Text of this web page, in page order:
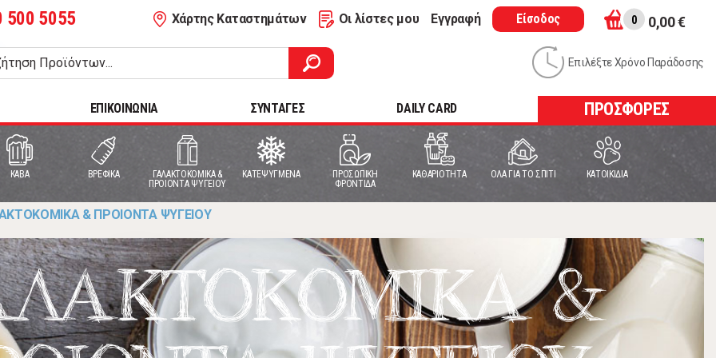
500 5055 Χάρτης Καταστημάτων Οι λίστες μου Εγγραφή Είσοδος 0 0,00 €
Επιλέξτε Χρόνο Παράδοσης
ΕΠΙΚΟΙΝΩΝΙΑ ΣΥΝΤΑΓΕΣ DAILY CARD ΠΡΟΣΦΟΡΕΣ
ΚΑΒΑ ΒΡΕΦΙΚΑ
ΓΑΛΑΚΤΟΚΟΜΙΚΑ &
ΠΡΟΙΟΝΤΑ ΨΥΓΕΙΟΥ
ΚΑΤΕΨΥΓΜΕΝΑ
ΠΡΟΣΩΠΙΚΗ
ΦΡΟΝΤΙΔΑ
ΚΑΘΑΡΙΟΤΗΤΑ ΟΛΑ ΓΙΑ ΤΟ ΣΠΙΤΙ ΚΑΤΟΙΚΙΔΙΑ
& ΠΡΟΙΟΝΤΑ ΨΥΓΕΙΟΥ
&